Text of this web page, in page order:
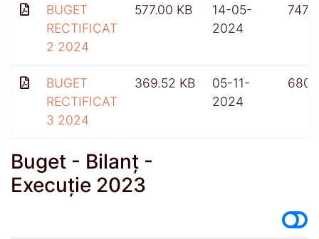
BUGET
RECTIFICAT
2 2024
577.00 KB
14-05-
2024
747
BUGET
RECTIFICAT
3 2024
369.52 KB
05-11-
2024
680
Buget - Bilanț -
Execuție 2023